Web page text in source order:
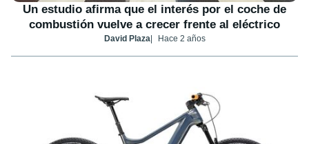
Un estudio afirma que el interés por el coche de
combustión vuelve a crecer frente al eléctrico
David Plaza Hace 2 años